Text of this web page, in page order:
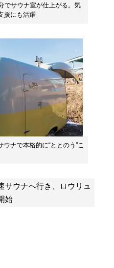
でサウナ室が仕上がる。気
援にも活躍
ナで本格的に“ととのう”こ
サウナへ行き、ロウリュ
始